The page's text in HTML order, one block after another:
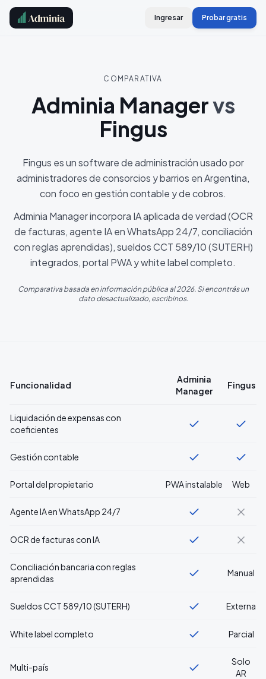
Ingresar Probar gratis
COMPARATIVA
Adminia Managervs
Fingus
Fingus es un software de administración usado por
administradores de consorcios y barrios en Argentina,
con foco en gestión contable y de cobros.
Adminia Manager incorpora IA aplicada de verdad (OCR
de facturas, agente IA en WhatsApp 24/7, conciliación
con reglas aprendidas), sueldos CCT 589/10 (SUTERH)
integrados, portal PWA y white label completo.
Comparativa basada en información pública al 2026. Si encontrás un
dato desactualizado, escribinos.
Funcionalidad
Adminia
Manager
Fingus
Liquidación de expensas con
coeficientes
Gestión contable
Portal del propietario PWA instalable Web
Agente IA en WhatsApp 24/7
OCR de facturas con IA
Conciliación bancaria con reglas
aprendidas
Manual
Sueldos CCT 589/10 (SUTERH) Externa
White label completo Parcial
Multi-país
Solo
AR